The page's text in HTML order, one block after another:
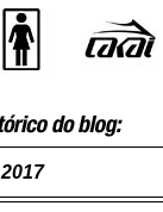
2017